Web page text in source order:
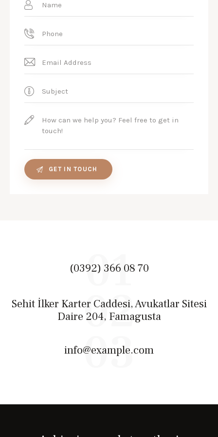
01
(0392) 366 08 70
02
Sehit İlker Karter Caddesi, Avukatlar Sitesi
Daire 204, Famagusta
03
info@example.com